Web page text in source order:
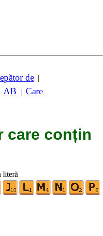
de |
AB | Care
care conțin
literă